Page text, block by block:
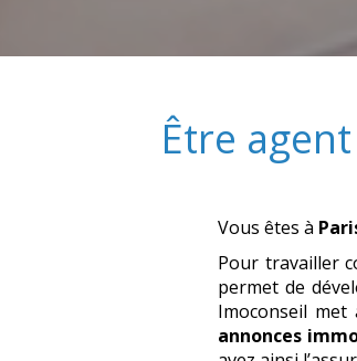
Être
Vous êtes à
Pour travailler
permet de
Imoconseil
annonces